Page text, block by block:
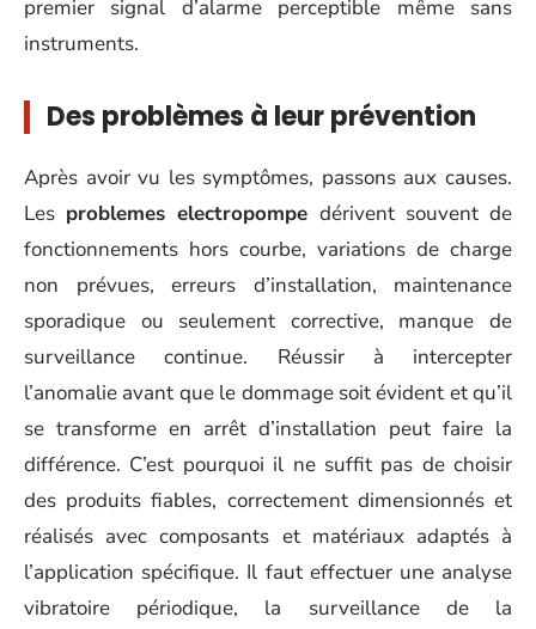
premier signal d’alarme perceptible même sans
instruments.
Des problèmes à leur prévention
Après avoir vu les symptômes, passons aux causes.
Les problemes electropompe dérivent souvent de
fonctionnements hors courbe, variations de charge
non prévues, erreurs d’installation, maintenance
sporadique ou seulement corrective, manque de
surveillance continue. Réussir à intercepter
l’anomalie avant que le dommage soit évident et qu’il
se transforme en arrêt d’installation peut faire la
différence. C’est pourquoi il ne suffit pas de choisir
des produits fiables, correctement dimensionnés et
réalisés avec composants et matériaux adaptés à
l’application spécifique. Il faut effectuer une analyse
vibratoire périodique, la surveillance de la